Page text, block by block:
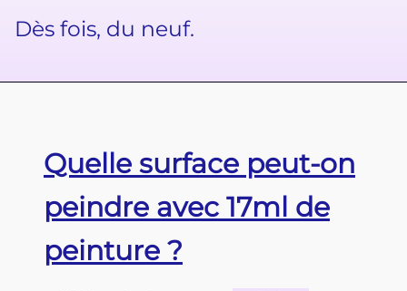
Dès fois, du neuf.
Quelle surface peut-on
peindre avec 17ml de
peinture ?